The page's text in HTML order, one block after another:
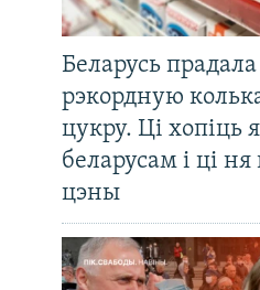
Беларусь
рэкордную
цукру. Ці хопіць
беларусам і ці
цэны